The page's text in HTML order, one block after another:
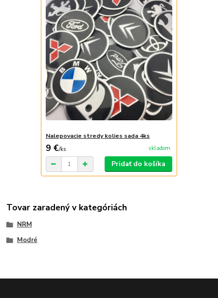
Nalepovacie stredy kolies sada 4ks
9 €/ks skladom
Pridať do košíka
Tovar zaradený v kategóriách
NRM
Modré